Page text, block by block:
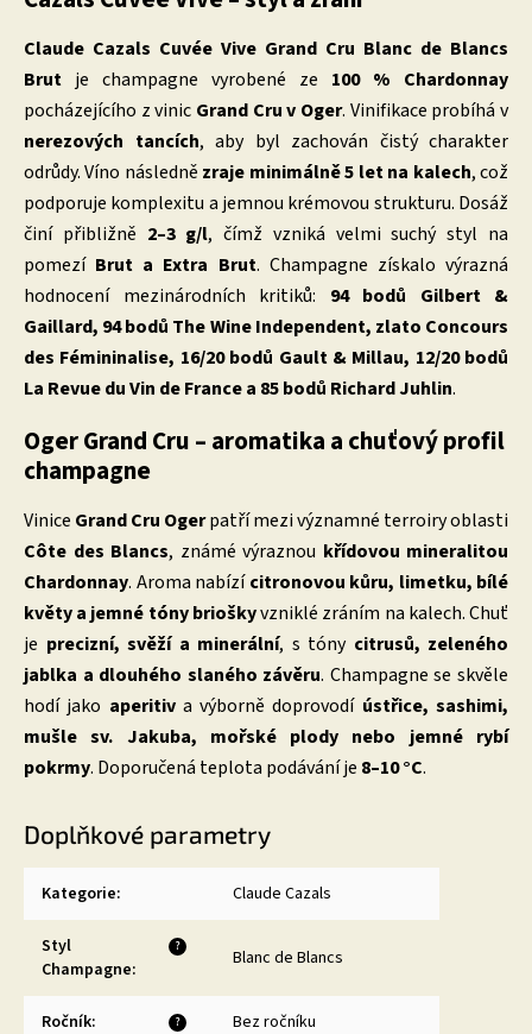
Claude Cazals Cuvée Vive Grand Cru Blanc de Blancs
Brut je champagne vyrobené ze 100 % Chardonnay
pocházejícího z vinic Grand Cru v Oger. Vinifikace probíhá v
nerezových tancích, aby byl zachován čistý charakter
odrůdy. Víno následně zraje minimálně 5 let na kalech, což
podporuje komplexitu a jemnou krémovou strukturu. Dosáž
činí přibližně 2–3 g/l, čímž vzniká velmi suchý styl na
pomezí Brut a Extra Brut. Champagne získalo výrazná
hodnocení mezinárodních kritiků: 94 bodů Gilbert &
Gaillard, 94 bodů The Wine Independent, zlato Concours
des Fémininalise, 16/20 bodů Gault & Millau, 12/20 bodů
La Revue du Vin de France a 85 bodů Richard Juhlin.
Oger Grand Cru – aromatika a chuťový profil
champagne
Vinice Grand Cru Ogerpatří mezi významné terroiry oblasti
Côte des Blancs, známé výraznou křídovou mineralitou
Chardonnay. Aroma nabízícitronovou kůru, limetku, bílé
květy a jemné tóny brioškyvzniklé zráním na kalech. Chuť
je precizní, svěží a minerální, s tóny citrusů, zeleného
jablka a dlouhého slaného závěru. Champagne se skvěle
hodí jako aperitiva výborně doprovodí ústřice, sashimi,
mušle sv. Jakuba, mořské plody nebo jemné rybí
pokrmy. Doporučená teplota podávání je 8–10 °C.
Doplňkové parametry
Kategorie: Claude Cazals
?
Styl
Champagne: Blanc de Blancs
?
Ročník: Bez ročníku